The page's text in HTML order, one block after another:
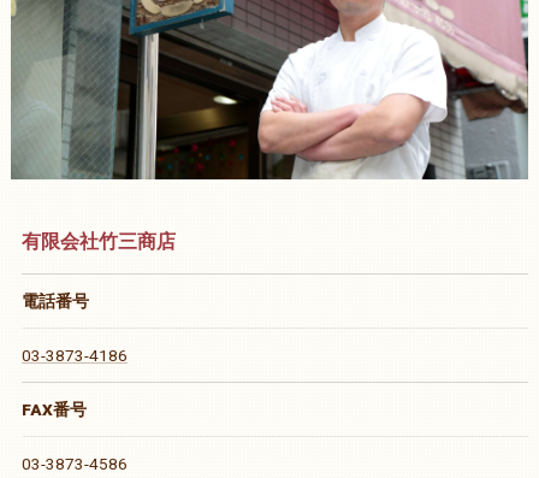
有限会社竹三商店
電話番号
03-3873-4186
FAX番号
03-3873-4586